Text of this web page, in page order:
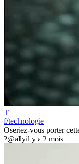
T
f/technologie
Oseriez-vous porter
?@allyil y a 2 mois